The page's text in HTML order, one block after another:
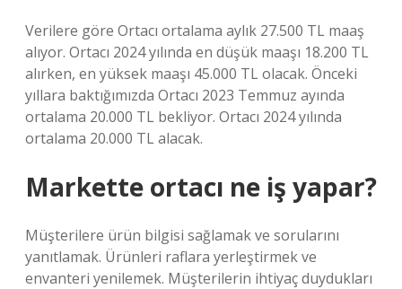
Verilere göre Ortacı ortalama aylık 27.500 TL maaş
alıyor. Ortacı 2024 yılında en düşük maaşı 18.200 TL
alırken, en yüksek maaşı 45.000 TL olacak. Önceki
yıllara baktığımızda Ortacı 2023 Temmuz ayında
ortalama 20.000 TL bekliyor. Ortacı 2024 yılında
ortalama 20.000 TL alacak.
Markette ortacı ne iş yapar?
Müşterilere ürün bilgisi sağlamak ve sorularını
yanıtlamak. Ürünleri raflara yerleştirmek ve
envanteri yenilemek. Müşterilerin ihtiyaç duydukları